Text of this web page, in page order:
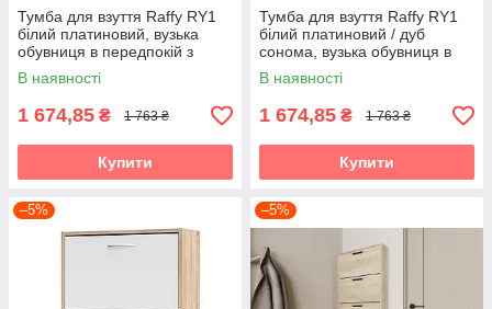
Тумба для взуття Raffy RY1
білий платиновий, вузька
обувниця в передпокій з
двома відкидними секціями
Accord
В наявності
1 674,85 ₴ 1 763 ₴
Купити
Тумба для взуття Raffy RY1
білий платиновий / дуб
сонома, вузька обувниця в
передпокій з двома
відкидними секціями Accord
В наявності
1 674,85 ₴ 1 763 ₴
Купити
–5% –5%